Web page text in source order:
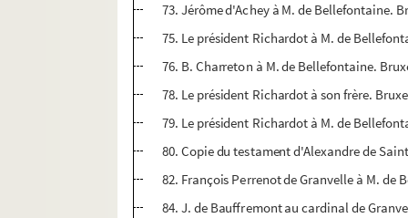
73. Jérôme d'Achey à M. de Bellefontaine.
75. Le président Richardot à M. de
76. B. Charreton à M. de Bellefontaine.
78. Le président Richardot à son frère.
79. Le président Richardot à M. de
80. Copie du testament d'Alexandre de
82. François Perrenot de Granvelle à M. de
84. J. de Bauffremont au cardinal de